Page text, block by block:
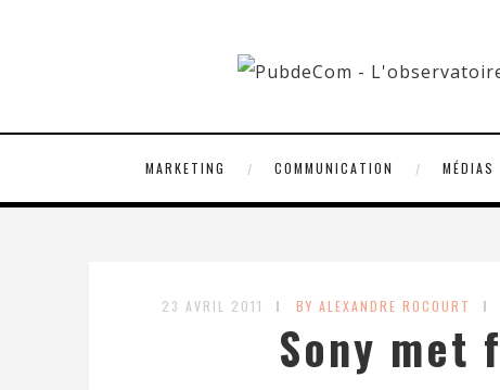
MARKETING COMMUNICATION MÉDIAS
23 AVRIL 2011 BY ALEXANDRE ROCOURT
Sony met